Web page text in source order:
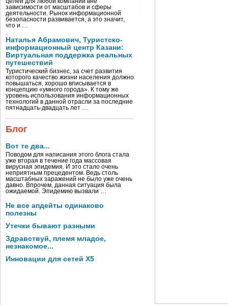
зависимости от масштабов и сферы
деятельности. Рынок информационной
безопасности развивается, а это значит,
что и …
Наталья Абрамович, Туристско-
информационный центр Казани:
Виртуальная поддержка реальных
путешествий
Туристический бизнес, за счет развития
которого качество жизни населения должно
повышаться, хорошо вписывается в
концепцию «умного города». К тому же
уровень использования информационных
технологий в данной отрасли за последние
пятнадцать-двадцать лет …
Блог
Вот те два...
Поводом для написания этого блога стала
уже вторая в течение года массовая
вирусная эпидемия. И это стало очень
неприятным прецедентом. Ведь столь
масштабных заражений не было уже очень
давно. Впрочем, данная ситуация была
ожидаемой. Эпидемию вызвали …
Не все апдейты одинаково
полезны
Утечки бывают разными
Здравствуй, племя младое,
незнакомое...
Инновации для сетей X5